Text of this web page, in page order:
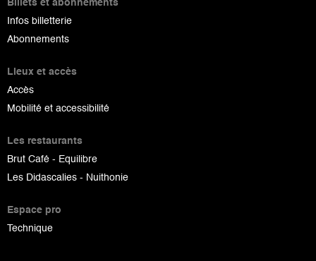
Billets et abonnements
Infos billetterie
Abonnements
Lieux et accès
Accès
Mobilité et accessibilité
Les restaurants
Brut Café - Equilibre
Les Didascalies - Nuithonie
Espace pro
Technique